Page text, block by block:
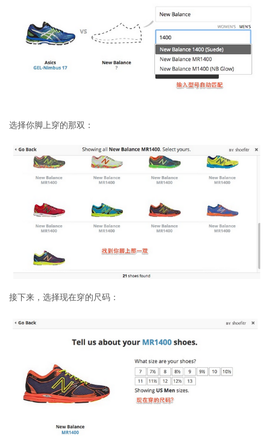
选择你脚上穿的那双：
接下来，选择现在穿的尺码：